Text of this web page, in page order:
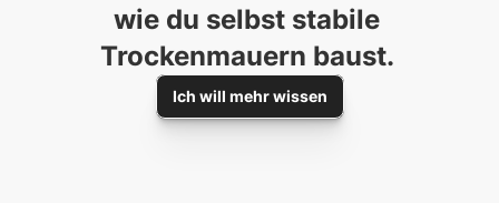
wie du selbst stabile
Trockenmauern baust.
Ich will mehr wissen